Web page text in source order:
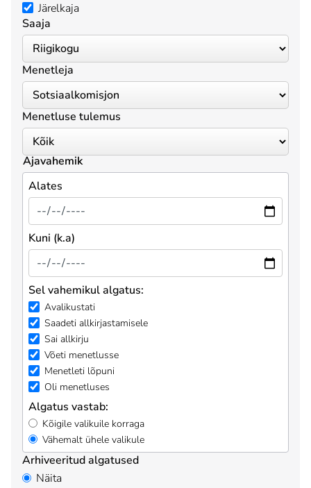
Järelkaja
Saaja
Menetleja
Menetluse tulemus
Ajavahemik
Alates
Kuni (k.a)
Sel vahemikul algatus:
Avalikustati
Saadeti allkirjastamisele
Sai allkirju
Võeti menetlusse
Menetleti lõpuni
Oli menetluses
Algatus vastab:
Kõigile valikuile korraga
Vähemalt ühele valikule
Arhiveeritud algatused
Näita